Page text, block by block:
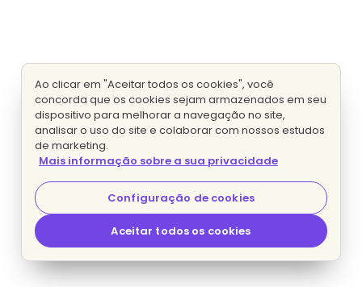
Ao clicar em "Aceitar todos os cookies", você
concorda que os cookies sejam armazenados em seu
dispositivo para melhorar a navegação no site,
analisar o uso do site e colaborar com nossos estudos
de marketing.
Mais informação sobre a sua privacidade
Configuração de cookies
Aceitar todos os cookies